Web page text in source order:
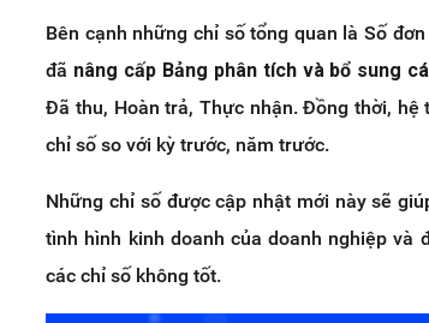
Bên cạnh những chỉ số tổng quan là Số
đã nâng cấp Bảng phân tích và bổ sung
Đã thu, Hoàn trả, Thực nhận. Đồng thời, hệ
chỉ số so với kỳ trước, năm trước.
Những chỉ số được cập nhật mới này sẽ
tình hình kinh doanh của doanh nghiệp và
các chỉ số không tốt.